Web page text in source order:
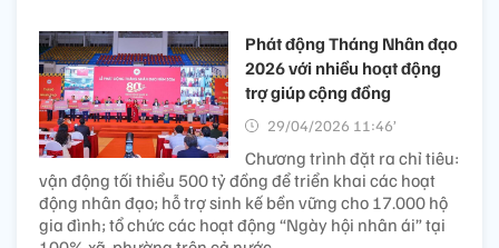
Phát động Tháng Nhân đạo
2026 với nhiều hoạt động
trợ giúp cộng đồng
29/04/2026 11:46’
Chương trình đặt ra chỉ tiêu:
vận động tối thiểu 500 tỷ đồng để triển khai các hoạt
động nhân đạo; hỗ trợ sinh kế bền vững cho 17.000 hộ
gia đình; tổ chức các hoạt động “Ngày hội nhân ái” tại